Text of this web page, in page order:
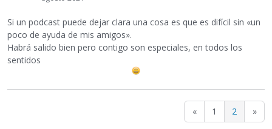
Si un podcast puede dejar clara una cosa es que es difícil sin «un
poco de ayuda de mis amigos».
Habrá salido bien pero contigo son especiales, en todos los
sentidos
« 1 2 »